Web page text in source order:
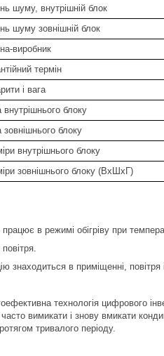
шуму, внутрішній блок
шуму зовнішній блок
виробник
термін
і вага
внутрішнього блоку
зовнішнього блоку
внутрішнього блоку
зовнішнього блоку (ВхШхГ)
в режимі обігріву при
знаходиться в приміщенні,
технологія цифрового
вимикати і знову вмикати
тривалого періоду.